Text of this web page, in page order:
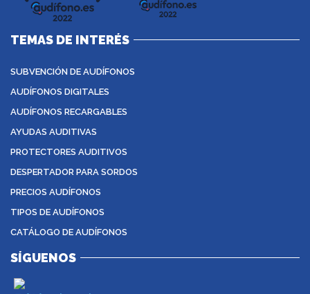
TEMAS DE INTERÉS
SUBVENCIÓN DE AUDÍFONOS
AUDÍFONOS DIGITALES
AUDÍFONOS RECARGABLES
AYUDAS AUDITIVAS
PROTECTORES AUDITIVOS
DESPERTADOR PARA SORDOS
PRECIOS AUDÍFONOS
TIPOS DE AUDÍFONOS
CATÁLOGO DE AUDÍFONOS
SÍGUENOS